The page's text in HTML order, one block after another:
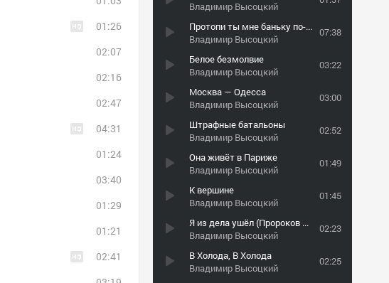
Владимир Высоцкий
Протопи ты мне баньку по-белому
Владимир Высоцкий
07:38
Белое безмолвие
Владимир Высоцкий
03:22
Москва — Одесса
Владимир Высоцкий
03:00
Штрафные батальоны
Владимир Высоцкий
02:52
Она живёт в Париже
Владимир Высоцкий
01:49
К вершине
Владимир Высоцкий
01:45
Я из дела ушёл (Пророков нет)
Владимир Высоцкий
02:23
В Холода, В Холода
Владимир Высоцкий
02:25
01:26
02:07
02:16
02:47
04:31
01:24
03:40
01:29
01:21
02:41